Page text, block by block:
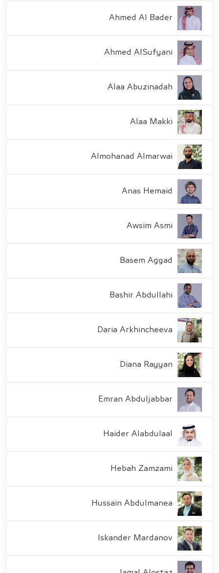
Ahmed Al Bader
Ahmed AlSufyani
Alaa Abuzinadah
Alaa Makki
Almohanad Almarwai
Anas Hemaid
Awsim Asmi
Basem Aggad
Bashir Abdullahi
Daria Arkhincheeva
Diana Rayyan
Emran Abduljabbar
Haider Alabdulaal
Hebah Zamzami
Hussain Abdulmanea
Iskander Mardanov